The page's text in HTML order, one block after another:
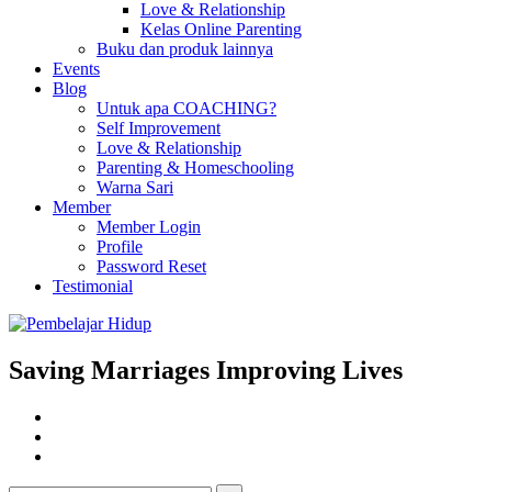
Love & Relationship
Kelas Online Parenting
Buku dan produk lainnya
Events
Blog
Untuk apa COACHING?
Self Improvement
Love & Relationship
Parenting & Homeschooling
Warna Sari
Member
Member Login
Profile
Password Reset
Testimonial
Saving Marriages Improving Lives